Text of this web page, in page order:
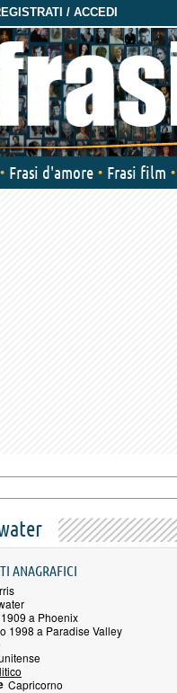
/ ACCEDI
Frasi d'amore Frasi film
ANAGRAFICI
a Phoenix
1998 a Paradise Valley
Capricorno